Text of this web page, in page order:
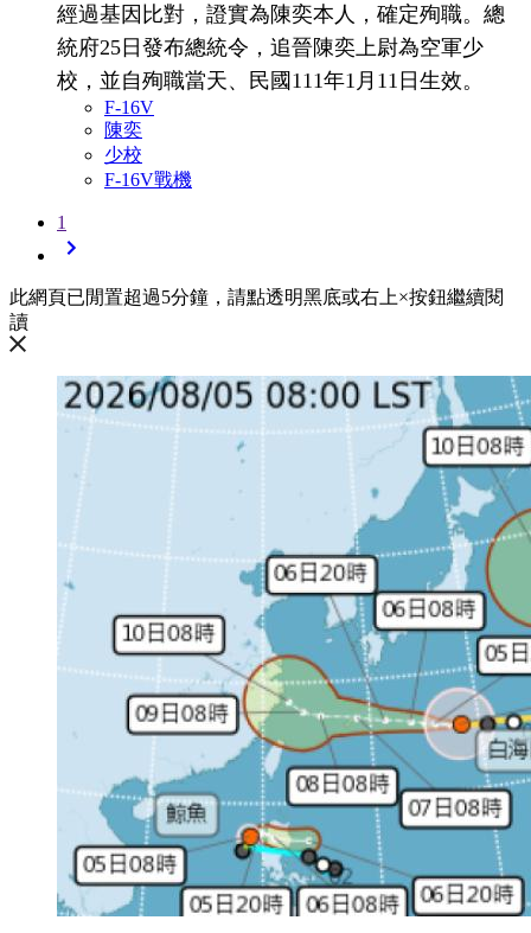
經過基因比對，證實為陳奕本人，確定殉職。總
統府25日發布總統令，追晉陳奕上尉為空軍少
校，並自殉職當天、民國111年1月11日生效。
F-16V
陳奕
少校
F-16V戰機
1
此網頁已閒置超過5分鐘，請點透明黑底或右上×按鈕繼續閱
讀